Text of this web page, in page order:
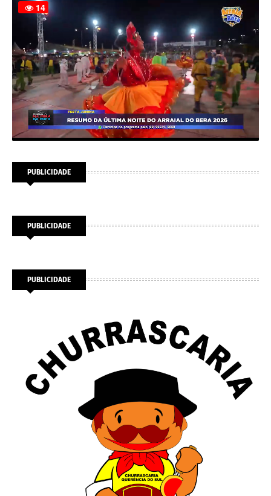
PUBLICIDADE
PUBLICIDADE
PUBLICIDADE